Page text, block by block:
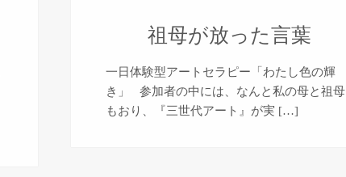
祖母が放った言葉
一日体験型アートセラピー「わたし色の輝
き」 参加者の中には、なんと私の母と祖母
もおり、『三世代アート』が実 […]